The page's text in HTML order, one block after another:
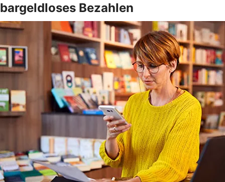
bargeldloses Bezahlen